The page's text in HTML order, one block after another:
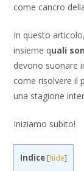
come cancro
In questo
insieme quali
devono suonare
come risolvere il
una stagione
Iniziamo subito!
Indice [hide]